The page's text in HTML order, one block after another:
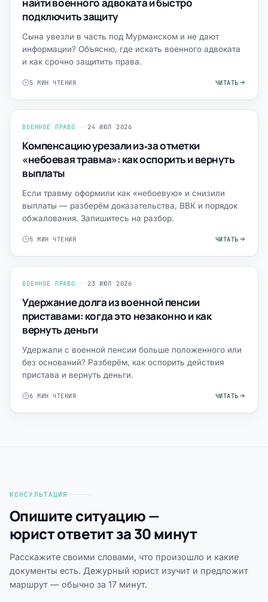
найти военного адвоката и быстро
подключить защиту
Сына увезли в часть под Мурманском и не дают
информации? Объясню, где искать военного адвоката
и как срочно защитить права.
5 МИН ЧТЕНИЯ ЧИТАТЬ
ВОЕННОЕ ПРАВО 24 ИЮЛ 2026
Компенсацию урезали из‑за отметки
«небоевая травма»: как оспорить и вернуть
выплаты
Если травму оформили как «небоевую» и снизили
выплаты — разберём доказательства, ВВК и порядок
обжалования. Запишитесь на разбор.
5 МИН ЧТЕНИЯ ЧИТАТЬ
ВОЕННОЕ ПРАВО 23 ИЮЛ 2026
Удержание долга из военной пенсии
приставами: когда это незаконно и как
вернуть деньги
Удержали с военной пенсии больше положенного или
без оснований? Разберём, как оспорить действия
пристава и вернуть деньги.
6 МИН ЧТЕНИЯ ЧИТАТЬ
КОНСУЛЬТАЦИЯ
Опишите ситуацию —
юрист ответит за 30 минут
Расскажите своими словами, что произошло и какие
документы есть. Дежурный юрист изучит и предложит
маршрут — обычно за 17 минут.